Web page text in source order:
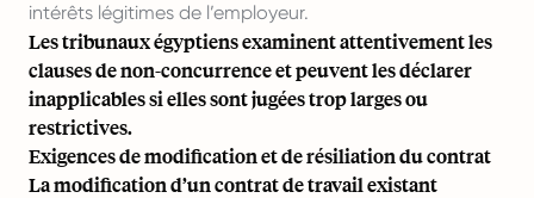
intérêts légitimes de l’employeur.
Les tribunaux égyptiens examinent attentivement les
clauses de non-concurrence et peuvent les déclarer
inapplicables si elles sont jugées trop larges ou
restrictives.
Exigences de modification et de résiliation du contrat
La modification d’un contrat de travail existant